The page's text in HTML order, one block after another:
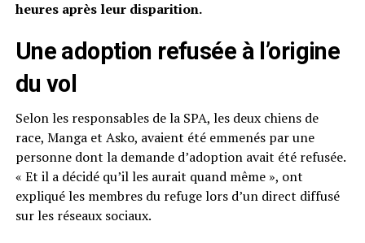
heures après leur disparition.
Une adoption refusée à l’origine
du vol
Selon les responsables de la SPA, les deux chiens de
race, Manga et Asko, avaient été emmenés par une
personne dont la demande d’adoption avait été refusée.
« Et il a décidé qu’il les aurait quand même », ont
expliqué les membres du refuge lors d’un direct diffusé
sur les réseaux sociaux.